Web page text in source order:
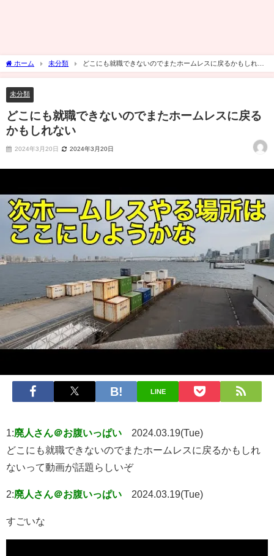
ホーム 未分類
どこにも就職できないのでまたホームレスに戻るかもしれな
い
未分類
どこにも就職できないのでまたホームレスに戻る
かもしれない
2024年3月20日 2024年3月20日
LINE
1:廃人さん＠お腹いっぱい
2024.03.19(Tue)
どこにも就職できないのでまたホームレスに戻るかもしれ
ないって動画が話題らしいぞ
2:廃人さん＠お腹いっぱい 2024.03.19(Tue)
すごいな